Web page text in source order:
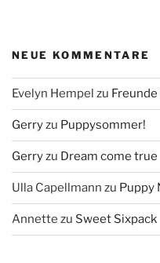
NEUE KOMMENTARE
Evelyn Hempel zu
Gerryzu Puppysommer!
Gerryzu Dream come true
Ulla Capellmann zu Puppy
Annette zu Sweet Sixpack